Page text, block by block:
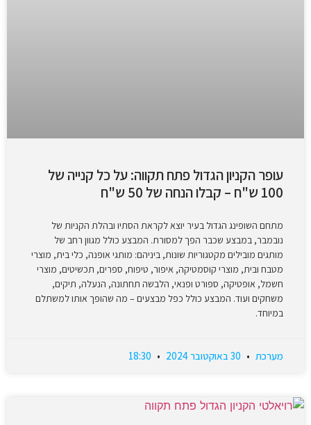
עופר הקניון הגדול פתח תקווה: על כל קנייה של
100 ש"ח – קבלו הנחה של 50 ש"ח
מתחם השופינג הגדול בעיר יוצא לקראת הסתיו ובהלת הקניות של
נובמבר, במבצע שכבר הפך למסורת. המבצע כולל מגוון רחב של
מותגים מובילים מקטגוריות שונות, ביניהם: מותגי אופנה, כלי בית, מוצרי
מטבח ובית, מוצרי קוסמטיקה, איפור, טיפוח, ספרים, תכשיטים, מוצרי
חשמל, אופטיקה, ספורט ופנאי, הלבשה תחתונה, הנעלה, תיקים,
משחקים ועוד. המבצע כולל כפל מבצעים – מה שהופך אותו למשתלם
במיוחד.
מערכת